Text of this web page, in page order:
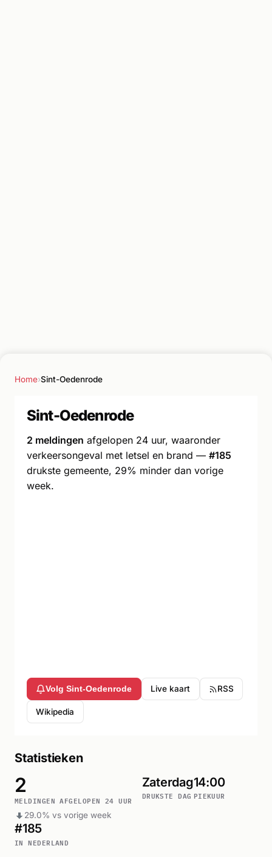
Home›Sint-Oedenrode
Sint-Oedenrode
2 meldingen afgelopen 24 uur, waaronder
verkeersongeval met letsel en brand — #185
drukste gemeente, 29% minder dan vorige
week.
Volg Sint-Oedenrode Live kaart RSS
Wikipedia
Statistieken
2
MELDINGEN AFGELOPEN 24 UUR
29.0% vs vorige week
Zaterdag
DRUKSTE DAG
14:00
PIEKUUR
#185
IN NEDERLAND